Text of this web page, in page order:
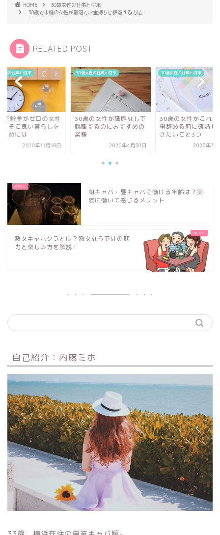
HOME
30歳女性の仕事と将来
30歳で未婚の女性が最短でお金持ちと結婚する方法
RELATED POST
性の仕事と将来
で貯金がゼロの女性
こそこ良い暮らしを
ためには
2020年11月18日
30歳女性の仕事と将来
30歳の女性が職歴なしで
就職するのにおすすめの
業種
2020年4月30日
30歳女性の仕事と将来
30歳の女性がこれか
事辞める前に確認し
きたいこと3つ
2020年3
朝キャバ・昼キャバで働ける年齢は？実
際に働いて感じるメリット
熟女キャバクラとは？熟女ならではの魅
力と楽しみ方を解説！
自己紹介：内藤ミホ